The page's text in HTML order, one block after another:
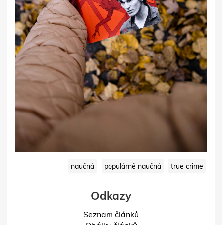
naučná populárně naučná true crime
Odkazy
Seznam článků